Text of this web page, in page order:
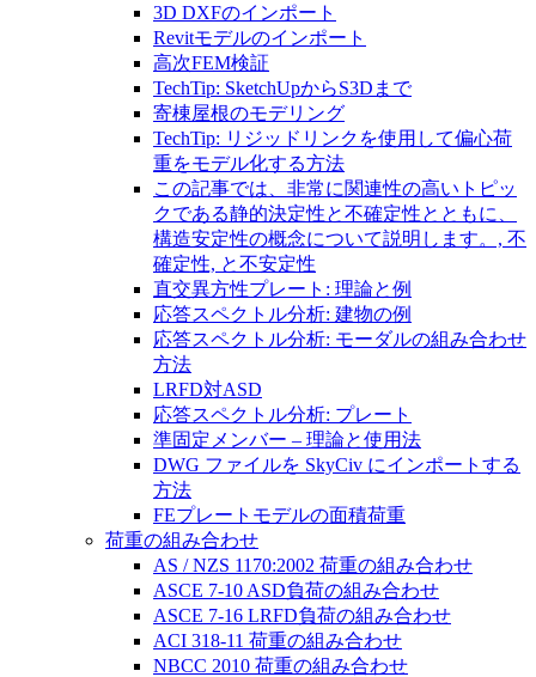
3D DXFのインポート
Revitモデルのインポート
高次FEM検証
TechTip: SketchUpからS3Dまで
寄棟屋根のモデリング
TechTip: リジッドリンクを使用して偏心荷
重をモデル化する方法
この記事では、非常に関連性の高いトピッ
クである静的決定性と不確定性とともに、
構造安定性の概念について説明します。, 不
確定性, と不安定性
直交異方性プレート: 理論と例
応答スペクトル分析: 建物の例
応答スペクトル分析: モーダルの組み合わせ
方法
LRFD対ASD
応答スペクトル分析: プレート
準固定メンバー – 理論と使用法
DWG ファイルを SkyCiv にインポートする
方法
FEプレートモデルの面積荷重
荷重の組み合わせ
AS / NZS 1170:2002 荷重の組み合わせ
ASCE 7-10 ASD負荷の組み合わせ
ASCE 7-16 LRFD負荷の組み合わせ
ACI 318-11 荷重の組み合わせ
NBCC 2010 荷重の組み合わせ